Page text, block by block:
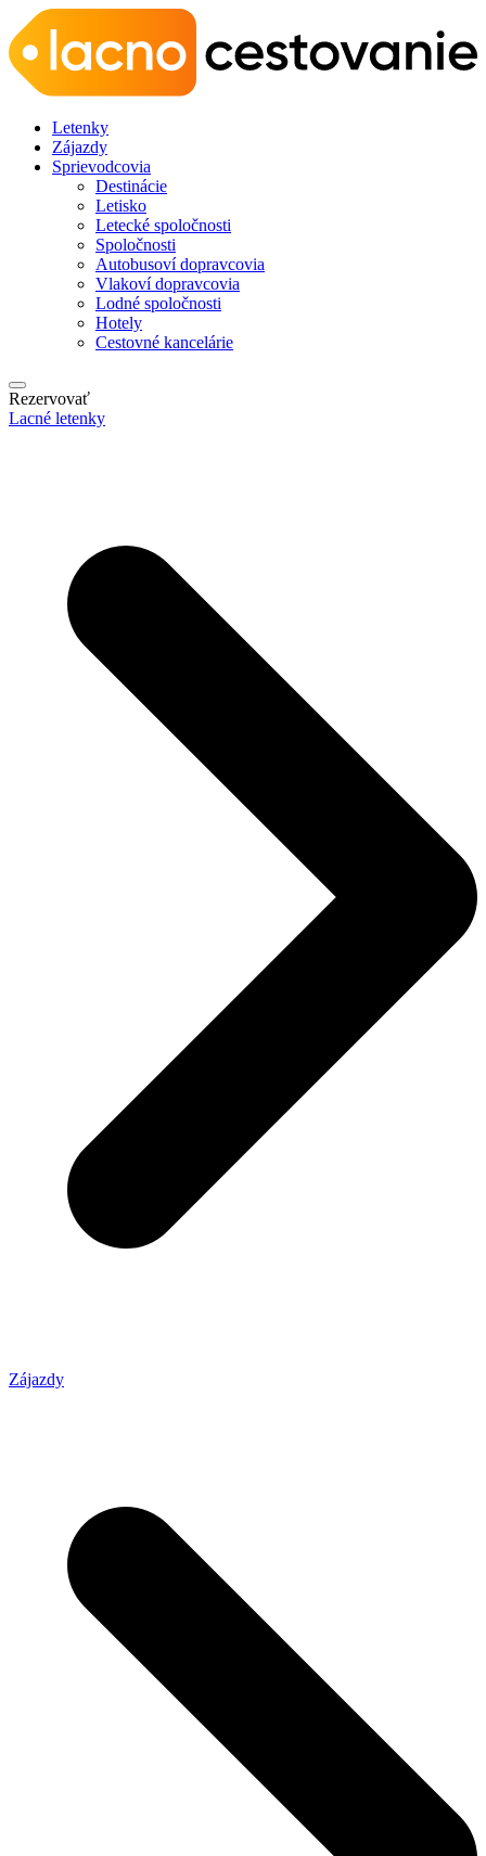
Letenky
Zájazdy
Sprievodcovia
Destinácie
Letisko
Letecké spoločnosti
Spoločnosti
Autobusoví dopravcovia
Vlakoví dopravcovia
Lodné spoločnosti
Hotely
Cestovné kancelárie
Rezervovať
Lacné letenky
Zájazdy